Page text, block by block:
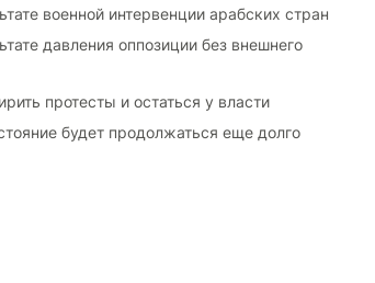
военной интервенции арабских стран
давления оппозиции без внешнего
протесты и остаться у власти
будет продолжаться еще долго